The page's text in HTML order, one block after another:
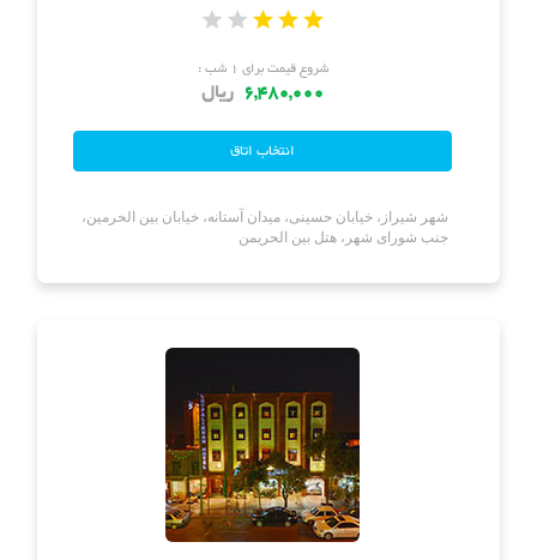
شروع قیمت برای ۱ شب :
6,480,000 ریال
شهر شیراز، خیابان حسینی، میدان آستانه، خیابان بین الحرمین،
جنب شورای شهر، هتل بین الحریمن